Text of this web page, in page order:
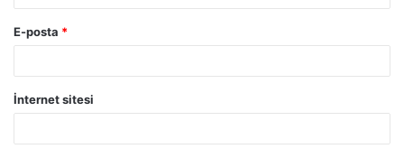
E-posta *
İnternet sitesi